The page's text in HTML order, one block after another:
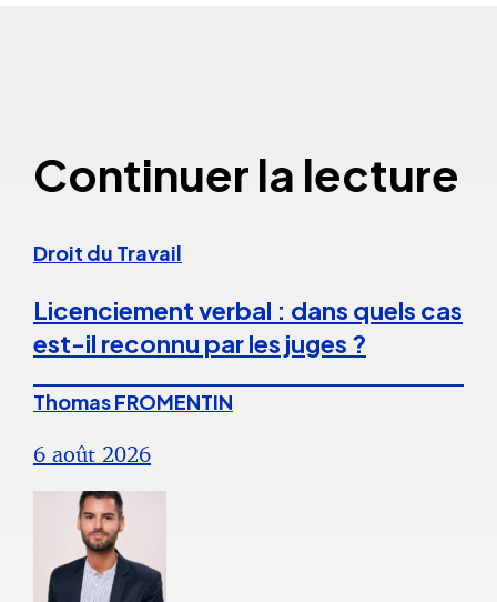
Continuer la lecture
Droit du Travail
Licenciement verbal : dans quels cas
est-il reconnu par les juges ?
Thomas FROMENTIN
6 août 2026